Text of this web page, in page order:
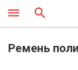
Ремень